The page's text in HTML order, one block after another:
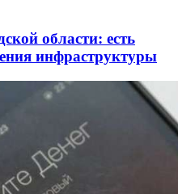
области: есть
инфраструктуры
зарплатного
вошли в топ‑15
фармацевтики